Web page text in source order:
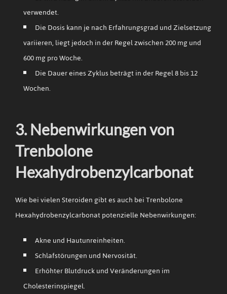
verwendet.
Die Dosis kann je nach Erfahrungsgrad und Zielsetzung
variieren, liegt jedoch in der Regel zwischen 200 mg und
600 mg pro Woche.
Die Dauer eines Zyklus beträgt in der Regel 8 bis 12
Wochen.
3. Nebenwirkungen von
Trenbolone
Hexahydrobenzylcarbonat
Wie bei vielen Steroiden gibt es auch bei Trenbolone
Hexahydrobenzylcarbonat potenzielle Nebenwirkungen:
Akne und Hautunreinheiten.
Schlafstörungen und Nervosität.
Erhöhter Blutdruck und Veränderungen im
Cholesterinspiegel.